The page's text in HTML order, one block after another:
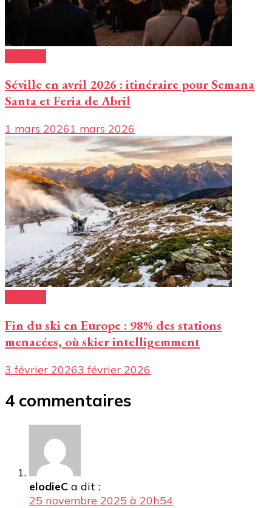
Séville en avril 2026 : itinéraire pour Semana
Santa et Feria de Abril
1 mars 20261 mars 2026
Fin du ski en Europe : 98% des stations
menacées, où skier intelligemment
3 février 20263 février 2026
4 commentaires
elodieC a dit :
25 novembre 2025 à 20h54